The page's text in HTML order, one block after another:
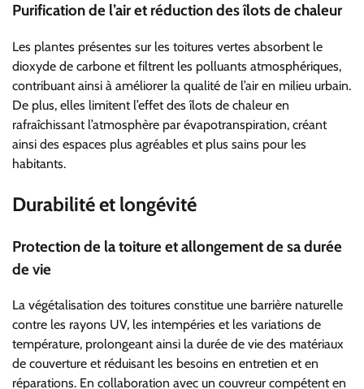
Purification de l’air et réduction des îlots de chaleur
Les plantes présentes sur les toitures vertes absorbent le
dioxyde de carbone et filtrent les polluants atmosphériques,
contribuant ainsi à améliorer la qualité de l’air en milieu urbain.
De plus, elles limitent l’effet des îlots de chaleur en
rafraîchissant l’atmosphère par évapotranspiration, créant
ainsi des espaces plus agréables et plus sains pour les
habitants.
Durabilité et longévité
Protection de la toiture et allongement de sa durée
de vie
La végétalisation des toitures constitue une barrière naturelle
contre les rayons UV, les intempéries et les variations de
température, prolongeant ainsi la durée de vie des matériaux
de couverture et réduisant les besoins en entretien et en
réparations. En collaboration avec un couvreur compétent en